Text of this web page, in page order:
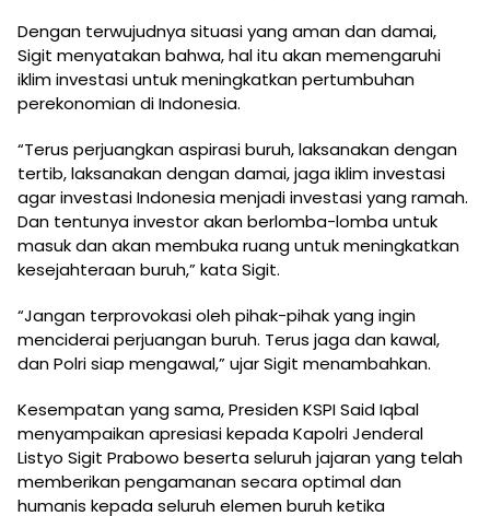
Dengan terwujudnya situasi yang aman dan damai,
Sigit menyatakan bahwa, hal itu akan memengaruhi
iklim investasi untuk meningkatkan pertumbuhan
perekonomian di Indonesia.
“Terus perjuangkan aspirasi buruh, laksanakan dengan
tertib, laksanakan dengan damai, jaga iklim investasi
agar investasi Indonesia menjadi investasi yang ramah.
Dan tentunya investor akan berlomba-lomba untuk
masuk dan akan membuka ruang untuk meningkatkan
kesejahteraan buruh,” kata Sigit.
“Jangan terprovokasi oleh pihak-pihak yang ingin
menciderai perjuangan buruh. Terus jaga dan kawal,
dan Polri siap mengawal,” ujar Sigit menambahkan.
Kesempatan yang sama, Presiden KSPI Said Iqbal
menyampaikan apresiasi kepada Kapolri Jenderal
Listyo Sigit Prabowo beserta seluruh jajaran yang telah
memberikan pengamanan secara optimal dan
humanis kepada seluruh elemen buruh ketika